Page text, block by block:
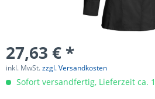
27,63 € *
inkl. MwSt.zzgl. Versandkosten
Sofort versandfertig, Lieferzeit ca.